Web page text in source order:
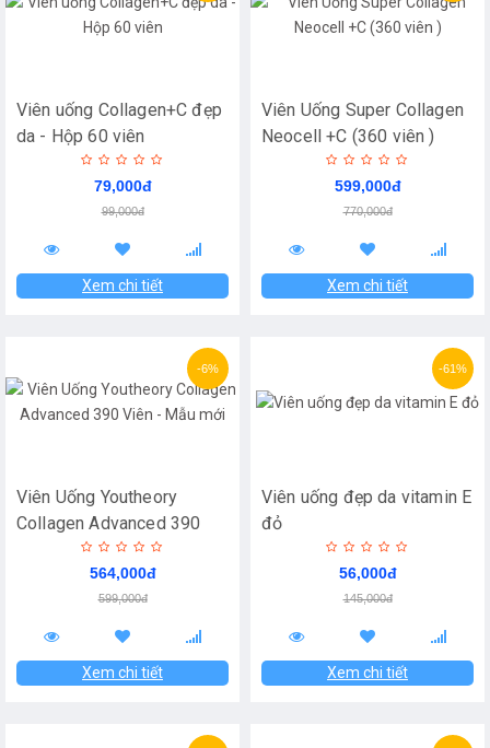
Viên uống Collagen+C đẹp
da - Hộp 60 viên
79,000đ
99,000đ
Xem chi tiết
Viên Uống Super Collagen
Neocell +C (360 viên )
599,000đ
770,000đ
Xem chi tiết
-6%
Viên Uống Youtheory
Collagen Advanced 390
Viên - Mẫu mới
564,000đ
599,000đ
Xem chi tiết
-61%
Viên uống đẹp da vitamin E
đỏ
56,000đ
145,000đ
Xem chi tiết